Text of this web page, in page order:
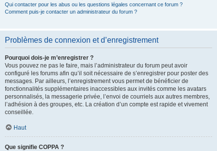
Qui contacter pour les abus ou les questions légales concernant ce forum ?
Comment puis-je contacter un administrateur du forum ?
Problèmes de connexion et d’enregistrement
Pourquoi dois-je m’enregistrer ?
Vous pouvez ne pas le faire, mais l’administrateur du forum peut avoir
configuré les forums afin qu’il soit nécessaire de s’enregistrer pour poster des
messages. Par ailleurs, l’enregistrement vous permet de bénéficier de
fonctionnalités supplémentaires inaccessibles aux invités comme les avatars
personnalisés, la messagerie privée, l’envoi de courriels aux autres membres,
l’adhésion à des groupes, etc. La création d’un compte est rapide et vivement
conseillée.
Haut
Que signifie COPPA ?